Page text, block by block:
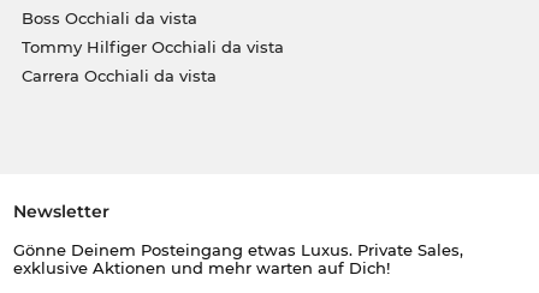
Boss Occhiali da vista
Tommy Hilfiger Occhiali da vista
Carrera Occhiali da vista
Newsletter
Gönne Deinem Posteingang etwas Luxus. Private Sales,
exklusive Aktionen und mehr warten auf Dich!